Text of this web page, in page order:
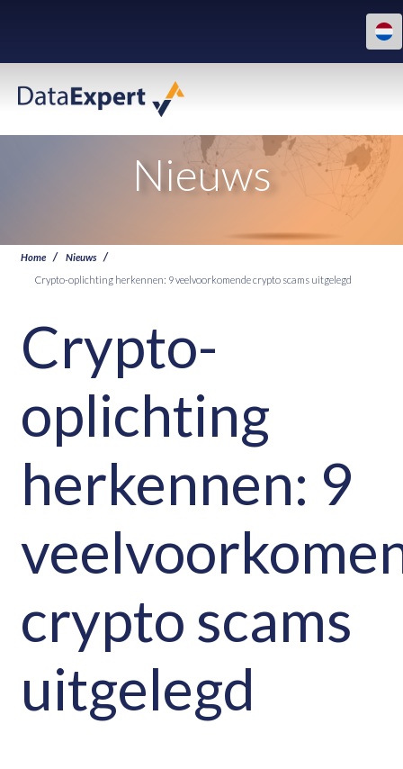
Nieuws
Home
Nieuws
Crypto-oplichting herkennen: 9 veelvoorkomende crypto scams uitgelegd
Crypto-
oplichting
herkennen: 9
crypto scams
uitgelegd